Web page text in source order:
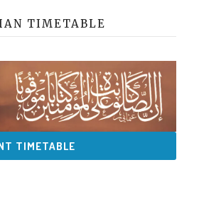
TIMETABLE
TIMETABLE